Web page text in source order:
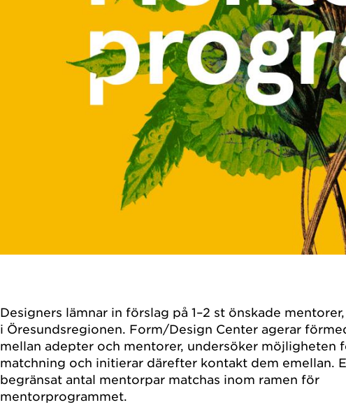
Designers lämnar in förslag på 1–2 st önskade
i Öresundsregionen. Form/Design Center agerar
mellan adepter och mentorer, undersöker möjligheten
matchning och initierar därefter kontakt dem emellan.
begränsat antal mentorpar matchas inom ramen för
mentorprogrammet.